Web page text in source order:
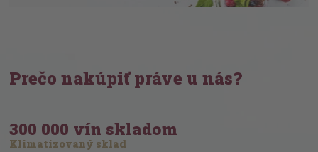
Prečo nakúpiť práve u nás?
300 000 vín skladom
Klimatizovaný sklad